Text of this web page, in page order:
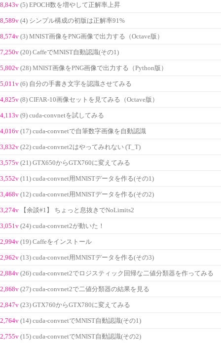
8,843v (5) EPOCH数を増やして正解率上昇
8,589v (4) シンプル構成の初版は正解率91%
8,574v (3) MNIST画像をPNG画像で出力する（Octave版）
7,250v (20) CaffeでMNIST自動認識(その1)
5,802v (28) MNIST画像をPNG画像で出力する（Python版）
5,011v (6) 自分の手書き文字を認識させてみる
4,825v (8) CIFAR-10画像セットを見てみる（Octave版）
4,113v (9) cuda-convnetを試してみる
4,016v (17) cuda-convnetで自筆数字画像を自動認識
3,832v (22) cuda-convnet2はやってみれない (T_T)
3,575v (21) GTX650からGTX760に変えてみる
3,552v (11) cuda-convnet用MNISTデータを作る(その1)
3,468v (12) cuda-convnet用MNISTデータを作る(その2)
3,274v 【余談#1】 ちょっと息抜きでNoLimits2
3,051v (24) cuda-convnet2が動いた！
2,994v (19) Caffeをインストール
2,962v (13) cuda-convnet用MNISTデータを作る(その3)
2,884v (26) cuda-convnet2でロジスティック回帰な二値分類器を作ってみる
2,868v (27) cuda-convnet2で二値分類器の結果を見る
2,847v (23) GTX760からGTX780に変えてみる
2,764v (14) cuda-convnetでMNIST自動認識(その1)
2,755v (15) cuda-convnetでMNIST自動認識(その2)